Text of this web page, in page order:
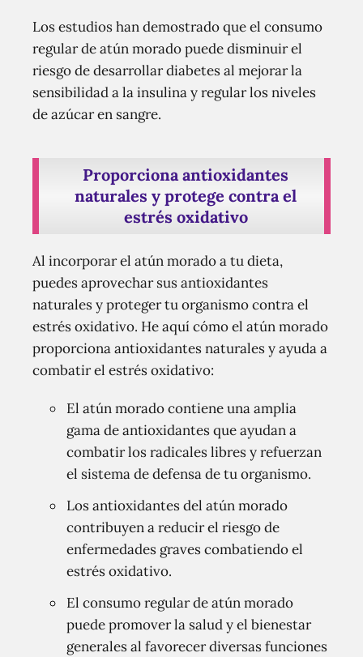
Los estudios han demostrado que el consumo
regular de atún morado puede disminuir el
riesgo de desarrollar diabetes al mejorar la
sensibilidad a la insulina y regular los niveles
de azúcar en sangre.
Proporciona antioxidantes
naturales y protege contra el
estrés oxidativo
Al incorporar el atún morado a tu dieta,
puedes aprovechar sus antioxidantes
naturales y proteger tu organismo contra el
estrés oxidativo. He aquí cómo el atún morado
proporciona antioxidantes naturales y ayuda a
combatir el estrés oxidativo:
El atún morado contiene una amplia
gama de antioxidantes que ayudan a
combatir los radicales libres y refuerzan
el sistema de defensa de tu organismo.
Los antioxidantes del atún morado
contribuyen a reducir el riesgo de
enfermedades graves combatiendo el
estrés oxidativo.
El consumo regular de atún morado
puede promover la salud y el bienestar
generales al favorecer diversas funciones